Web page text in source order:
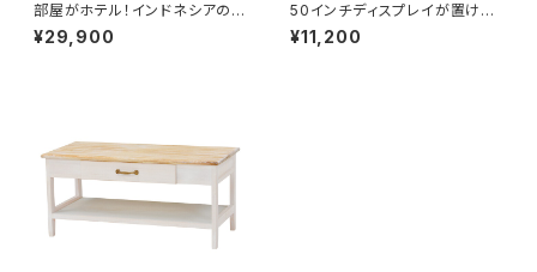
部屋がホテル！インドネシアのア
バカ素材のアジアンリゾートテ
ーブル！TV台にも。
¥29,900
50インチディスプレイが置け推
しグッズも並べられあるモダンT
V台
¥11,200